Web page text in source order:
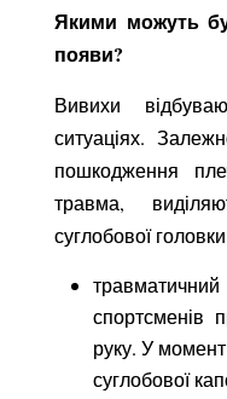
Якими можуть
появи?
Вивихи
ситуаціях.
пошкодження
травма,
суглобової
спортсменів
руку. У
суглобової